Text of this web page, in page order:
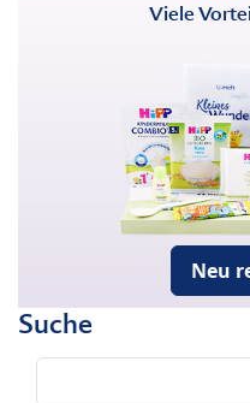
Viele
Neu
Suche